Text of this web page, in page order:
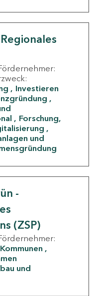
Investieren
Forschung,
und
-
(ZSP)
Kommunen
und